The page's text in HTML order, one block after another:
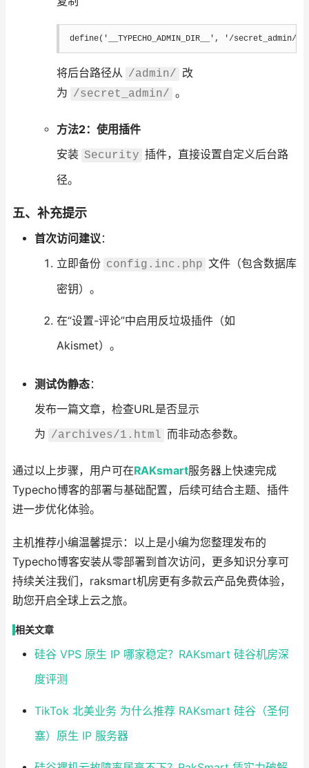
define( '__TYPECHO_ADMIN_DIR__' , '/secret_admin/'
将后台路径从 /admin/
改
为 /secret_admin/ 。
方法2：使用插件
安装 Security 插件，直接设置自定义后台路
径。
五、补充提示
首次访问建议：
立即备份 config.inc.php 文件（包含数据库
密钥）。
在“设置-评论”中启用反垃圾插件（如
Akismet）。
测试伪静态：
发布一篇文章，检查URL是否显示
为 /archives/1.html 而非动态参数。
通过以上步骤，用户可在RAKsmart服务器上快速完成
Typecho博客的部署与基础配置，后续可结合主题、插件
进一步优化体验。
主机推荐小编温馨提示：以上是小编为您整理发布的
Typecho博客安装从零部署到首次访问，更多知识分享可
持续关注我们，raksmart机房更有多款云产品免费体验，
助您开启全球上云之旅。
相关文章
硅谷 VPS 原生 IP 哪家稳定？RAKsmart 硅谷机房深
度评测
TikTok 北美业务 为什么推荐 RAKsmart 硅谷（圣何
塞）原生 IP 服务器